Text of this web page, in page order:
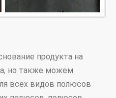
продукта на
но также можем
всех видов полюсов